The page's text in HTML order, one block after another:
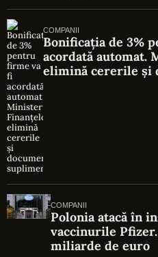
COMPANII
Bonificația de 3%
acordată automat.
elimină cererile și
COMPANII
Polonia atacă în
vaccinurile
miliarde de euro